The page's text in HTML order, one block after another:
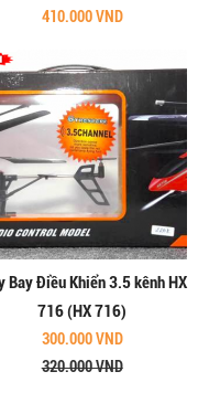
410.000 VND
Bay Điều Khiển 3.5 kênh HX
716 (HX 716)
300.000 VND
320.000 VND